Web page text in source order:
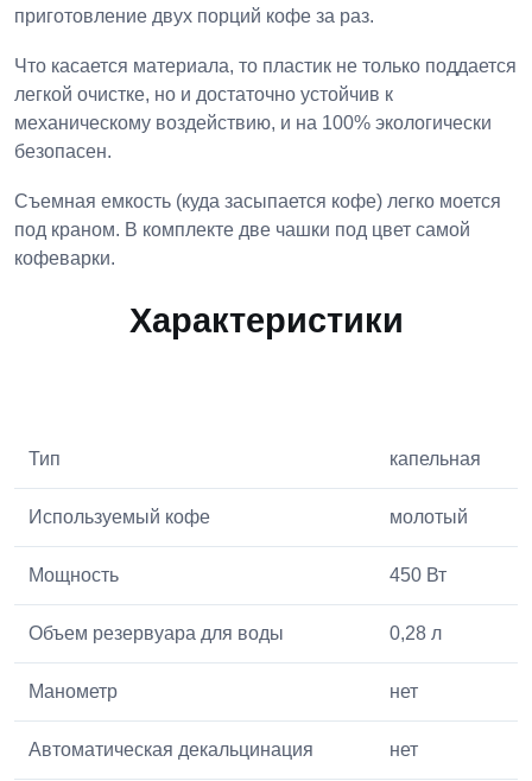
приготовление двух порций кофе за раз.
Что касается материала, то пластик не только поддается
легкой очистке, но и достаточно устойчив к
механическому воздействию, и на 100% экологически
безопасен.
Съемная емкость (куда засыпается кофе) легко моется
под краном. В комплекте две чашки под цвет самой
кофеварки.
Характеристики
Тип капельная
Используемый кофе молотый
Мощность 450 Вт
Объем резервуара для воды 0,28 л
Манометр нет
Автоматическая декальцинация нет